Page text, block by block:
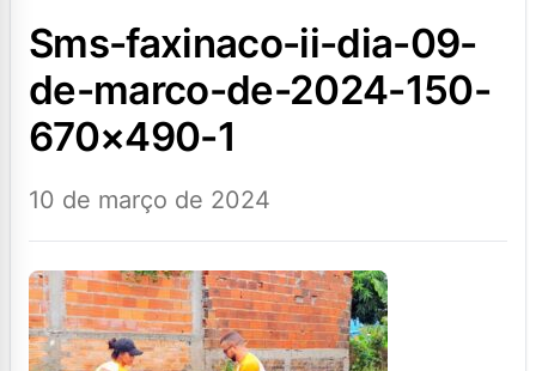
sms-faxinaco-ii-dia-09-
de-marco-de-2024-150-
670×490-1
10 de março de 2024